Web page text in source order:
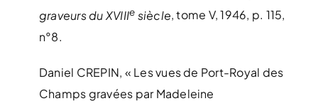
graveurs du XVIIIe siècle, tome V, 1946, p. 115,
n°8.
Daniel CREPIN, « Les vues de Port-Royal des
Champs gravées par Madeleine